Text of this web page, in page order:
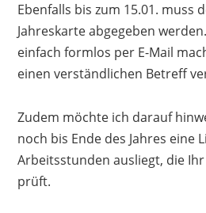
Ebenfalls bis zum 15.01. muss
Jahreskarte abgegeben
einfach formlos per E-Mail
einen verständlichen Betreff
Zudem möchte ich darauf
noch bis Ende des Jahres eine
Arbeitsstunden ausliegt, die
prüft.